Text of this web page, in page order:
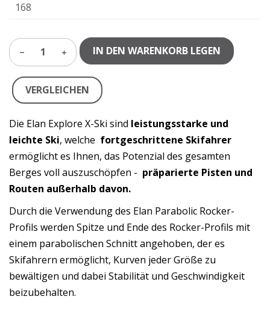
168
1 IN DEN WARENKORB LEGEN
VERGLEICHEN
Die Elan Explore X-Ski sind leistungsstarke und
leichte Ski, welche fortgeschrittene Skifahrer
ermöglicht es Ihnen, das Potenzial des gesamten
Berges voll auszuschöpfen - präparierte Pisten und
Routen außerhalb davon.
Durch die Verwendung des Elan Parabolic Rocker-
Profils werden Spitze und Ende des Rocker-Profils mit
einem parabolischen Schnitt angehoben, der es
Skifahrern ermöglicht, Kurven jeder Größe zu
bewältigen und dabei Stabilität und Geschwindigkeit
beizubehalten.